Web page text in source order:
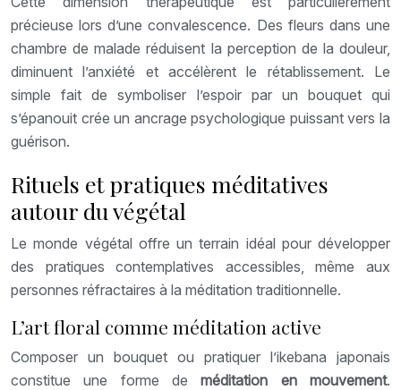
précieuse lors d’une convalescence. Des fleurs dans une
chambre de malade réduisent la perception de la douleur,
diminuent l’anxiété et accélèrent le rétablissement. Le
simple fait de symboliser l’espoir par un bouquet qui
s’épanouit crée un ancrage psychologique puissant vers la
guérison.
Rituels et pratiques méditatives
autour du végétal
Le monde végétal offre un terrain idéal pour développer
des pratiques contemplatives accessibles, même aux
personnes réfractaires à la méditation traditionnelle.
L’art floral comme méditation active
Composer un bouquet ou pratiquer l’ikebana japonais
constitue une forme deméditation en mouvement.